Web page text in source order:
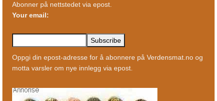
Abonner på nettstedet via epost.
Your email:
Oppgi din epost-adresse for å abonnere på Verdensmat.no og
motta varsler om nye innlegg via epost.